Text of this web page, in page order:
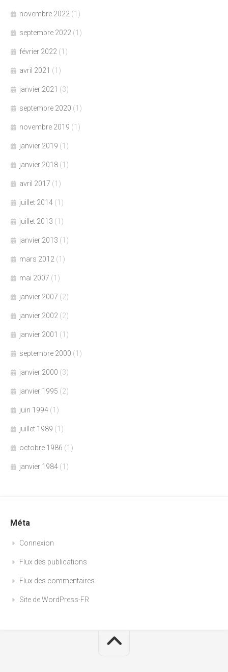
novembre 2022 (1)
septembre 2022 (1)
février 2022 (1)
avril 2021 (1)
janvier 2021 (3)
septembre 2020 (1)
novembre 2019 (1)
janvier 2019 (1)
janvier 2018 (1)
avril 2017 (1)
juillet 2014 (1)
juillet 2013 (1)
janvier 2013 (1)
mars 2012 (1)
mai 2007 (1)
janvier 2007 (2)
janvier 2002 (2)
janvier 2001 (1)
septembre 2000 (1)
janvier 2000 (3)
janvier 1995 (2)
juin 1994 (1)
juillet 1989 (1)
octobre 1986 (1)
janvier 1984 (1)
Méta
Connexion
Flux des publications
Flux des commentaires
Site de WordPress-FR